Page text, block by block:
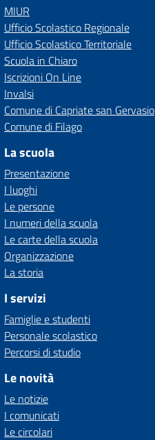
MIUR
Ufficio Scolastico Regionale
Ufficio Scolastico Territoriale
Scuola in Chiaro
Iscrizioni On Line
Invalsi
Comune di Capriate san Gervasio
Comune di Filago
La scuola
Presentazione
I luoghi
Le persone
I numeri della scuola
Le carte della scuola
Organizzazione
La storia
I servizi
Famiglie e studenti
Personale scolastico
Percorsi di studio
Le novità
Le notizie
I comunicati
Le circolari